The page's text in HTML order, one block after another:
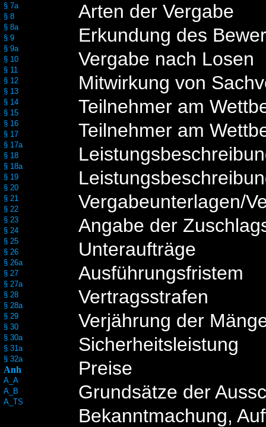
§ 7a
§ 8
§ 8a
§ 9
§ 9a
§ 10
§ 11
§ 12
§ 13
§ 14
§ 15
§ 16
§ 17
§ 17a
§ 18
§ 18a
§ 19
§ 20
§ 21
§ 22
§ 23
§ 24
§ 25
§ 26
§ 26a
§ 27
§ 27a
§ 28
§ 28a
§ 29
§ 30
§ 30a
§ 31a
§ 32a
Anh
A_A
A_B
A_TS
Arten der Vergabe
Erkundung des
Vergabe nach Losen
Mitwirkung von
Teilnehmer am
Teilnehmer am
Vergabeunterlagen/
Angabe der
Unteraufträge
Ausführungsfristem
Vertragsstrafen
Verjährung der
Sicherheitsleistung
Preise
Grundsätze der
Bekanntmachung,